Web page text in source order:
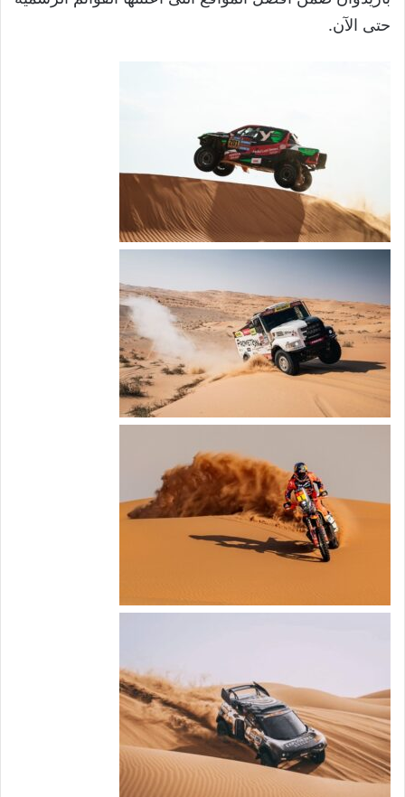
حتى الآن.